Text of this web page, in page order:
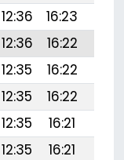
12:36 16:23
12:36 16:22
12:35 16:22
12:35 16:22
12:35 16:21
12:35 16:21